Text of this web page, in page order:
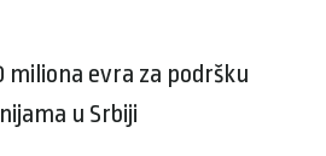
miliona evra za podršku
u Srbiji